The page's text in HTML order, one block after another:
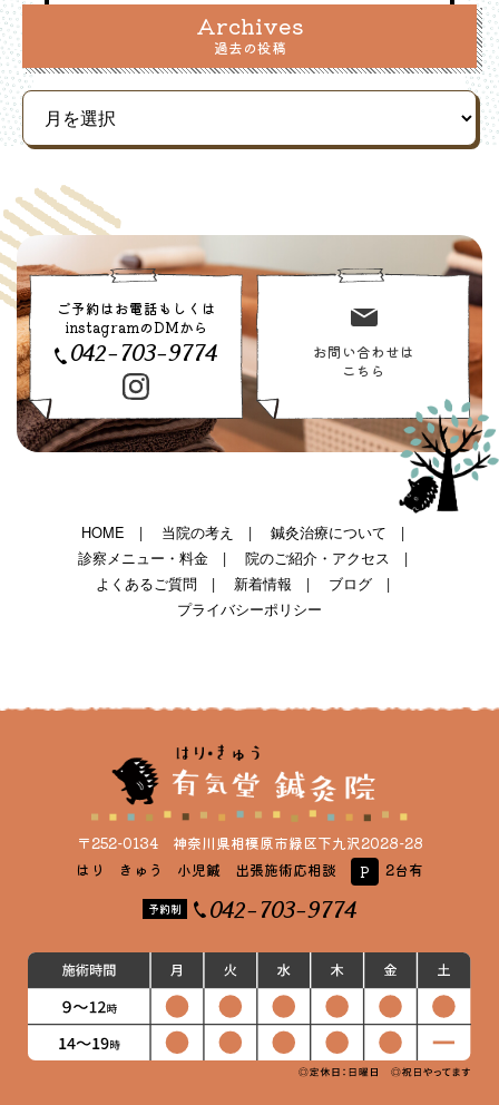
Archives
過去の投稿
ご予約はお電話もしくは
instagramのDMから
042-703-9774
お問い合わせは
こちら
HOME 当院の考え
鍼灸治療について
診察メニュー・料金
院のご紹介・アクセス
よくあるご質問
新着情報
ブログ
プライバシーポリシー
〒252-0134 神奈川県相模原市緑区下九沢2028-28
はり きゅう 小児鍼 出張施術応相談
P 2台有
予約制 042-703-9774